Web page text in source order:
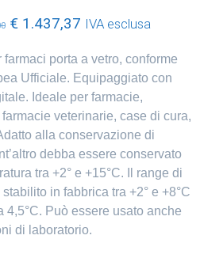
Il
originale
era:
€ 1.969,00.
€1.437,37Il
attuale
è:
€ 1.437,37.
IVA esclusa
farmaci porta a vetro, conforme
Ufficiale. Equipaggiato con
Ideale per farmacie,
veterinarie, case di cura,
alla conservazione di
debba essere conservato
tra +2° e +15°C. Il range di
in fabbrica tra +2° e +8°C
4,5°C. Può essere usato anche
di laboratorio.